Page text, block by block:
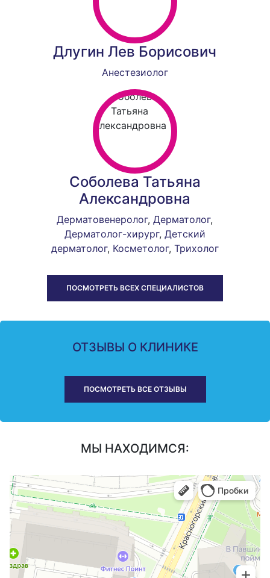
Длугин Лев Борисович
Анестезиолог
Соболева Татьяна
Александровна
Дерматовенеролог,Дерматолог,
Дерматолог-хирург, Детский
дерматолог, Косметолог, Трихолог
ПОСМОТРЕТЬ ВСЕХ СПЕЦИАЛИСТОВ
ОТЗЫВЫ О КЛИНИКЕ
ПОСМОТРЕТЬ ВСЕ ОТЗЫВЫ
МЫ НАХОДИМСЯ: